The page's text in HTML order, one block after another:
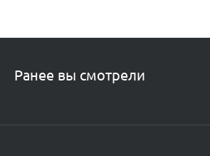
Ранее вы смотрели